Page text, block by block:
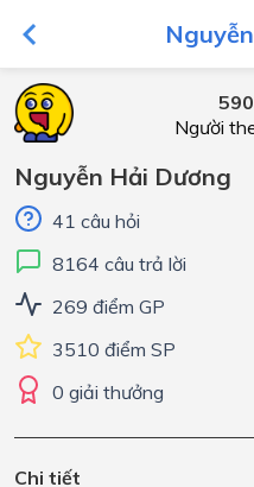
590
Người
Nguyễn Hải Dương
41 câu hỏi
8164 câu trả lời
269 điểm GP
3510 điểm SP
0 giải thưởng
Chi tiết